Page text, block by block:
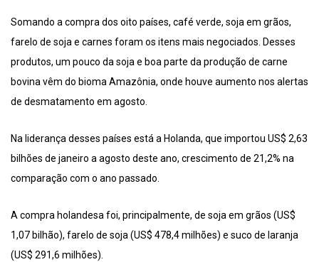
Somando a compra dos oito países, café verde, soja em grãos,
farelo de soja e carnes foram os itens mais negociados. Desses
produtos, um pouco da soja e boa parte da produção de carne
bovina vêm do bioma Amazônia, onde houve aumento nos alertas
de desmatamento em agosto.
Na liderança desses países está a Holanda, que importou US$ 2,63
bilhões de janeiro a agosto deste ano, crescimento de 21,2% na
comparação com o ano passado.
A compra holandesa foi, principalmente, de soja em grãos (US$
1,07 bilhão), farelo de soja (US$ 478,4 milhões) e suco de laranja
(US$ 291,6 milhões).